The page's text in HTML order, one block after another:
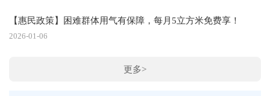
【惠民政策】困难群体用气有保障，每月5立方米免费享！
2026-01-06
更多>